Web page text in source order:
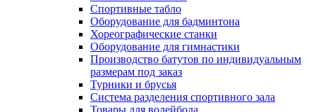
Спортивные табло
Оборудование для бадминтона
Хореографические станки
Оборудование для гимнастики
Производство батутов по индивидуальным
размерам под заказ
Турники и брусья
Система разделения спортивного зала
Товары для волейбола